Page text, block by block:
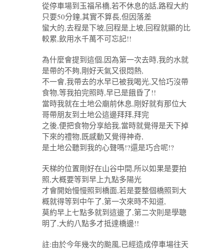
從停車場到玉福吊橋,若不休息的話,路程大約
只要50分鐘,其實不算長,但因落差
蠻大的,去程是下坡,回程是上坡,回程就顯的比
較累,飲用水千萬不可忘記!!
為什麼會提到這個,因為第一次去時,我的水就
是帶的不夠,剛好天氣又很悶熱,
不一會,我帶去的水早已被我喝光,又恰巧沒帶
食物,等我拍完照時,早已是餓昏了!!
當時我就在土地公廟前休息,剛好就有那位大
哥帶朋友到土地公這邊拜拜,拜完
之後,便把食物分享給我,當時就覺得是天下掉
下來的禮物,既感動又覺得神奇,
是土地公聽到我的心聲嗎!?還是巧合呢!?
天梯的位置剛好在山谷中間,所以如果是要拍
照,大概要等到早上九點多陽光
才會開始慢慢照到橋面,若是要整個橋照到大
概就得等到中午了,第一次來時不知道,
莫約早上七點多就到這邊了,第二次則是學聰
明了,大約八點多才抵達橋邊!!
註:由於今年幾次的颱風,已經造成停車場往天